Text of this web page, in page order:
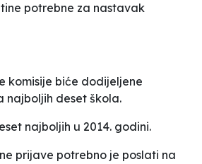
potrebne za nastavak
komisije biće dodijeljene
najboljih deset škola.
najboljih u 2014. godini.
prijave potrebno je poslati na